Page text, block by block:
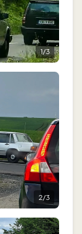
1/3
2/3